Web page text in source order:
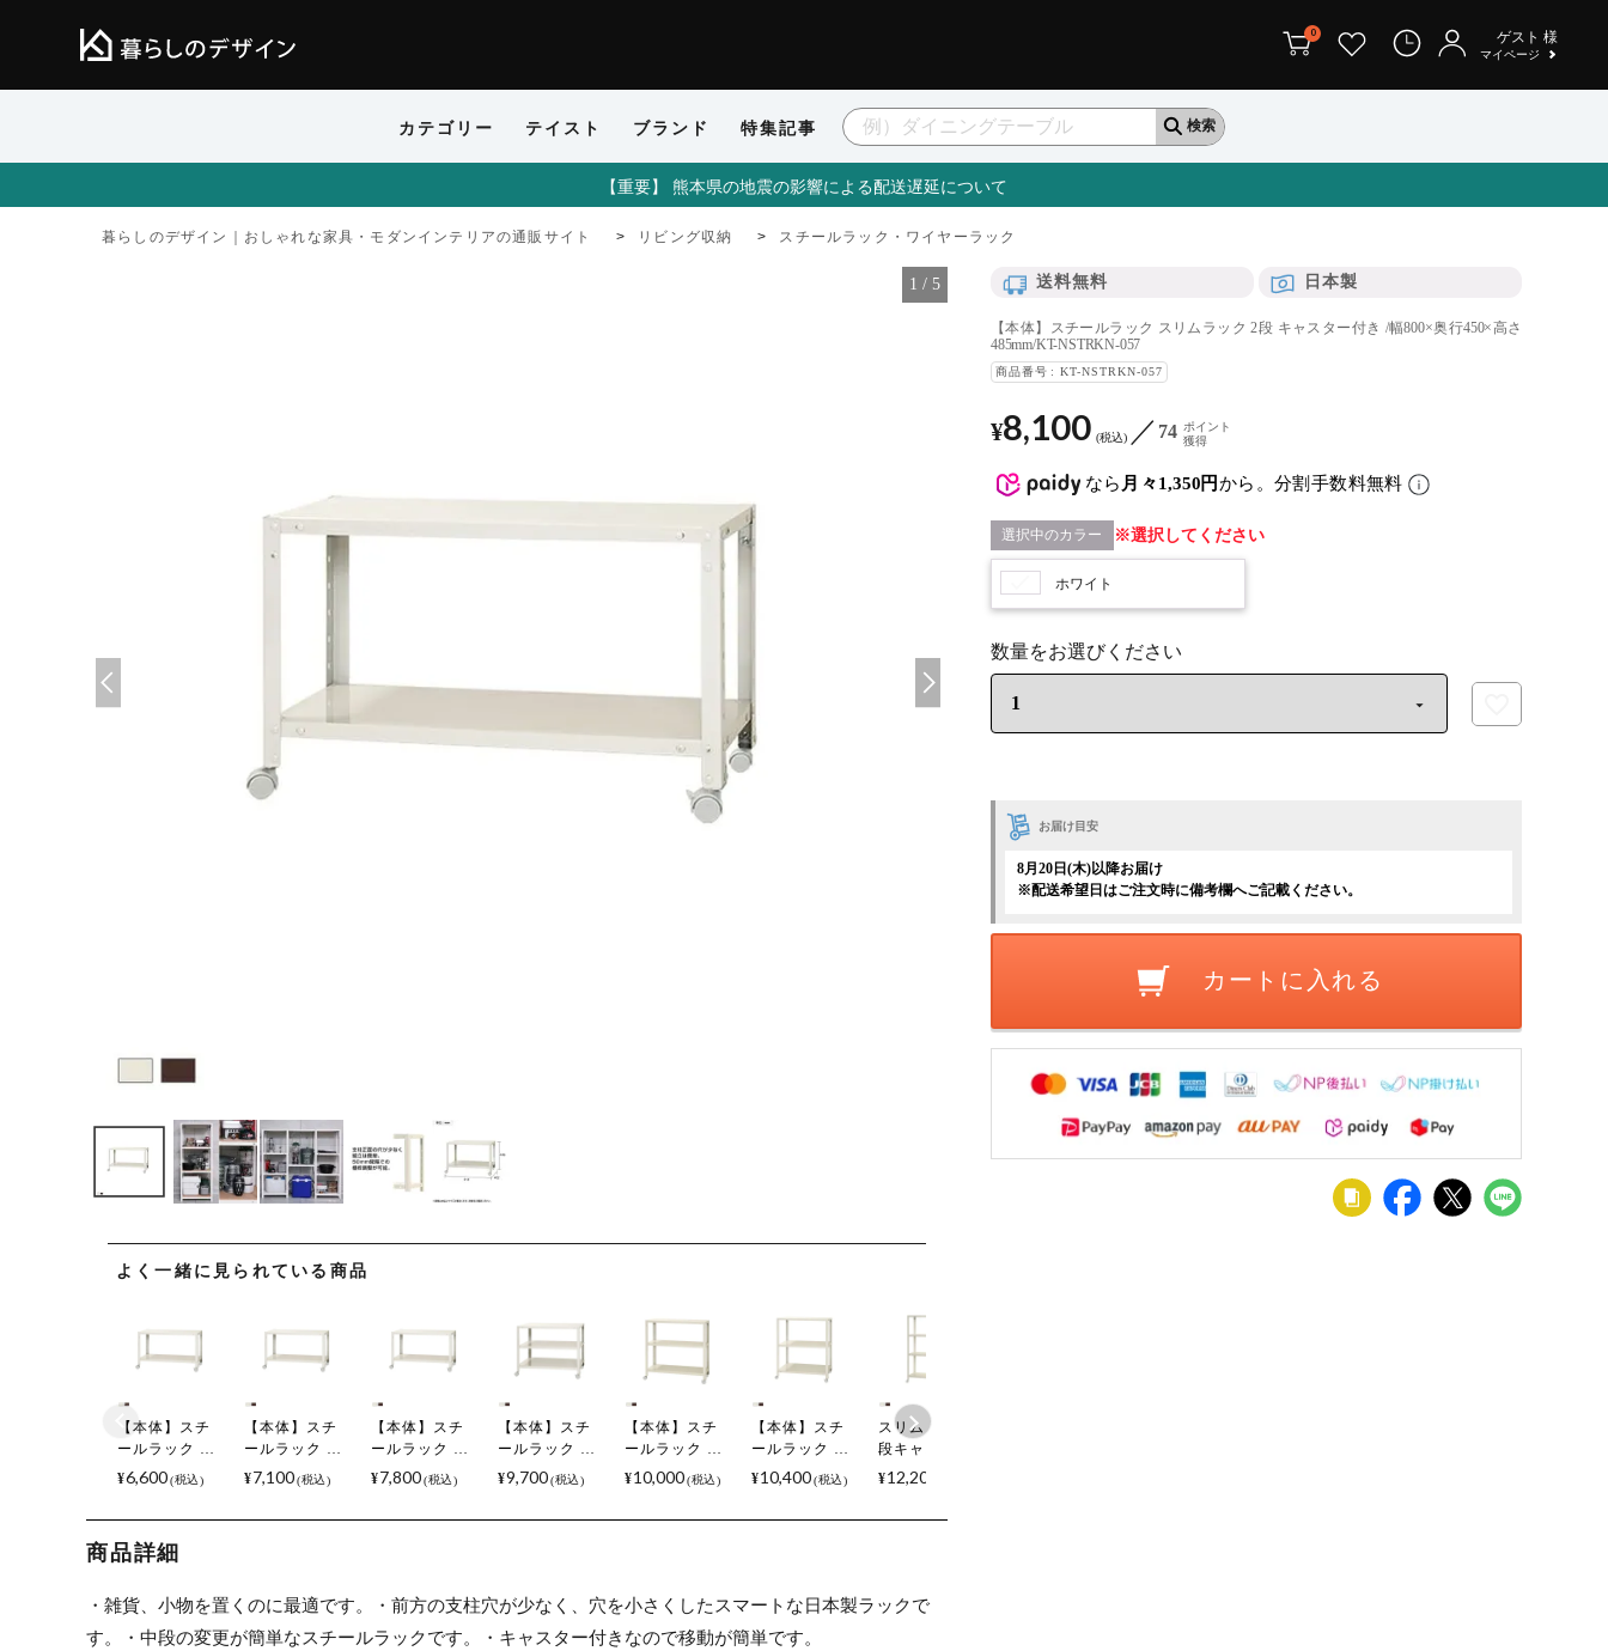
カテゴリー テイスト ブランド 特集記事
0 ゲスト 様
マイページ
【重要】 熊本県の地震の影響による配送遅延について
暮らしのデザイン｜おしゃれな家具・モダンインテリアの通販サイト リビング収納 スチールラック・ワイヤーラック
1 / 5
よく一緒に見られている商品
【本体】スチ
ールラック ス
リムラック 2段
キャスター付
485mm/KT-
¥6,600 税込
【本体】スチ
ールラック ス
リムラック 2段
キャスター付
¥7,100 税込
【本体】スチ
ールラック ス
リムラック 2段
キャスター付
¥7,800 税込
【本体】スチ
ールラック ス
リムラック 3段
キャスター付
¥9,700 税込
【本体】スチ
ールラック ス
リムラック 3段
キャスター付
¥10,000 税込
【本体】スチ
ールラック ス
リムラック 3段
キャスター付
¥10,400 税込
スリムラック4
段キャスター
付き/幅800×奥
¥12,200
商品詳細
・雑貨、小物を置くのに最適です。
・前方の支柱穴が少なく、穴を小さくしたスマートな日本製ラックで
す。
・中段の変更が簡単なスチールラックです。 ・キャスター付きなので移動が簡単です。
送料無料 日本製
【本体】スチールラック スリムラック 2段 キャスター付き /幅800×奥行450×高さ
485mm/KT-NSTRKN-057
商品番号 KT-NSTRKN-057
なら 月々1,350円から。分割手数料無料
¥8,100 税込 74 ポイント
獲得
お届け目安
8月20日(木)以降お届け
※配送希望日はご注文時に備考欄へご記載ください。
カラー 選択してください
ホワイト
カートに入れる